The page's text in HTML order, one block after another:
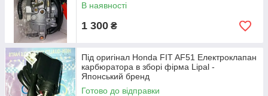
В наявності
1 300 ₴
Під оригінал Honda FIT AF51 Електроклапан
карбюратора в зборі фірма Lipal -
Японський бренд
Готово до відправки